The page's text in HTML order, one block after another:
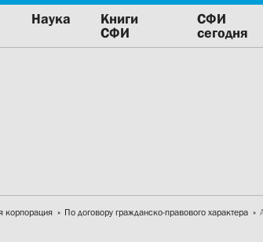
Наука
Книги
СФИ
СФИ
сегодня
корпорация По договору гражданско-правового характера